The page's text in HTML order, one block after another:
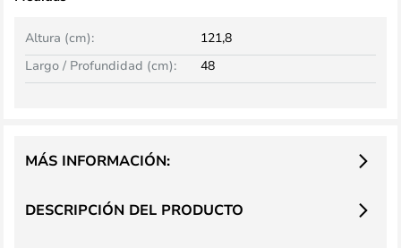
Altura (cm):
121,8
Largo / Profundidad (cm):
48
DESCRIPCIÓN DEL PRODUCTO
MÁS INFORMACIÓN: